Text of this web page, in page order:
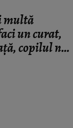
multă
un curat,
copilul nu